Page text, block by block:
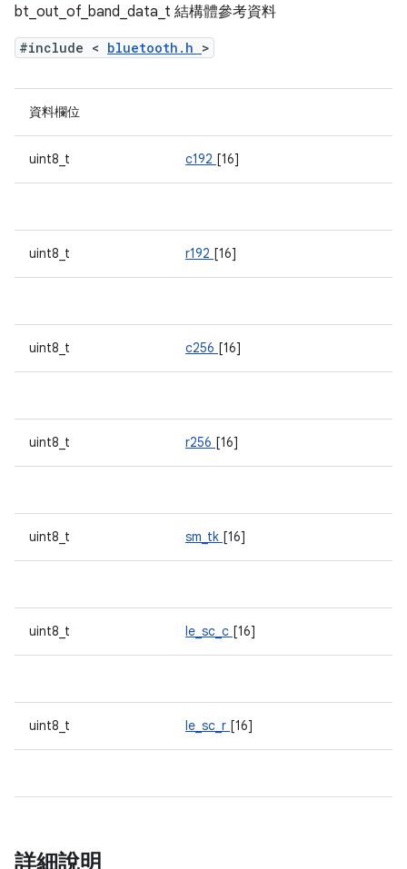
bt_out_of_band_data_t 結構體參考資料
#include < bluetooth.h >
資料欄位
uint8_t c192 [16]
uint8_t r192 [16]
uint8_t c256 [16]
uint8_t r256 [16]
uint8_t sm_tk [16]
uint8_t le_sc_c [16]
uint8_t le_sc_r [16]
詳細說明